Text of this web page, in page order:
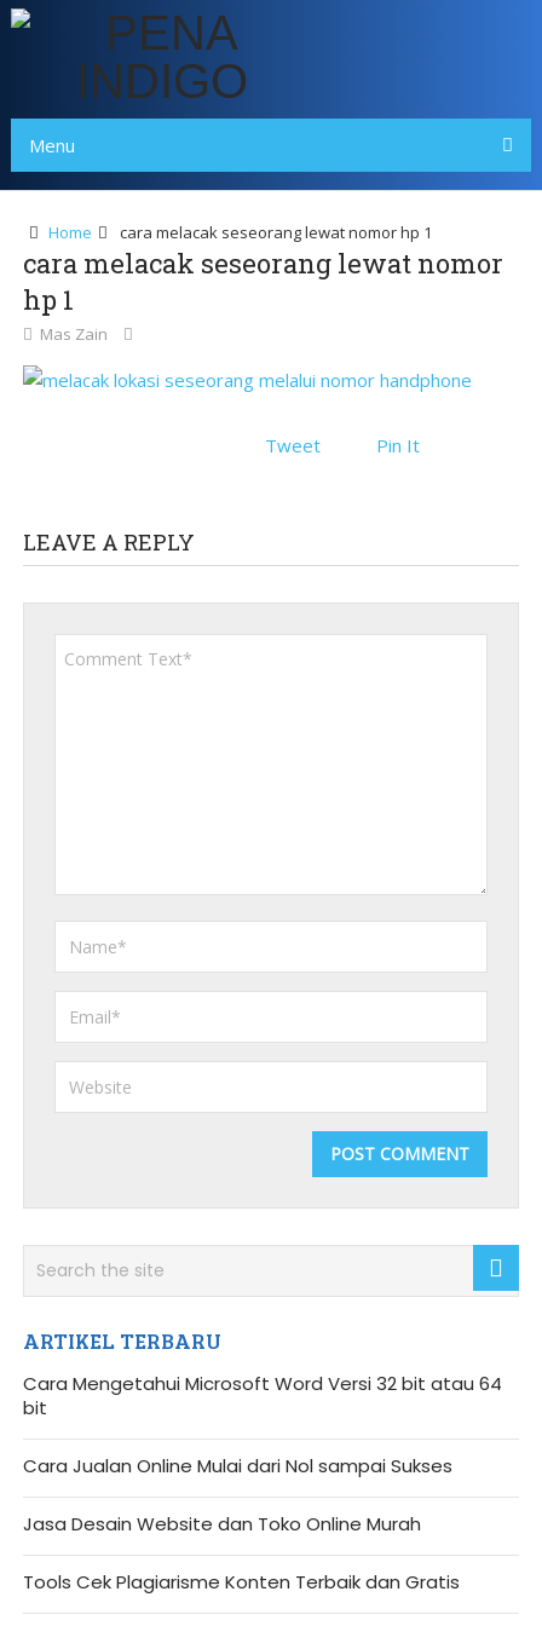
Menu
Home cara melacak seseorang lewat nomor hp 1
cara melacak seseorang lewat nomor
hp 1
Mas Zain
Tweet Pin It
LEAVE A REPLY
ARTIKEL TERBARU
Cara Mengetahui Microsoft Word Versi 32 bit atau 64
bit
Cara Jualan Online Mulai dari Nol sampai Sukses
Jasa Desain Website dan Toko Online Murah
Tools Cek Plagiarisme Konten Terbaik dan Gratis